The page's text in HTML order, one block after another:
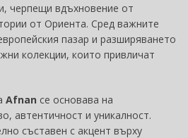
черпещи вдъхновение от
от Ориента. Сред важните
пазар и разширяването
колекции, които привличат
Afnan се основава на
автентичност и уникалност.
съставен с акцент върху